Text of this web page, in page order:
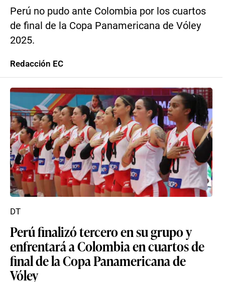
Perú no pudo ante Colombia por los cuartos
de final de la Copa Panamericana de Vóley
2025.
Redacción EC
Perú finalizó tercero en su grupo y
enfrentará a Colombia en cuartos de
final de la Copa Panamericana de
Vóley
DT